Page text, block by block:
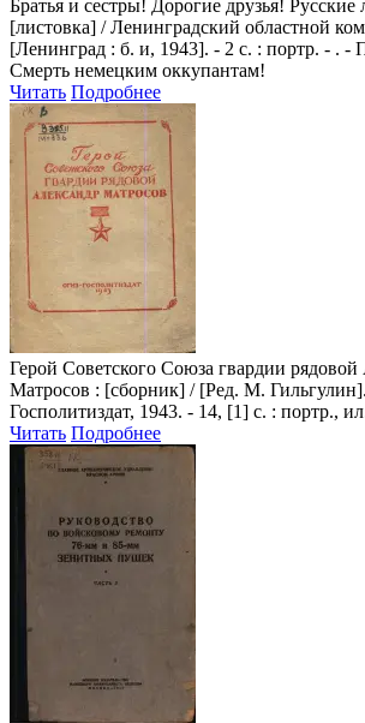
Братья и сестры! Дорогие друзья!
[листовка] / Ленинградский областной
[Ленинград : б. и, 1943]. - 2 с. : портр. - . -
Смерть немецким оккупантам!
Читать Подробнее
Герой Советского Союза гвардии рядовой
Матросов : [сборник] / [Ред. М.
Госполитиздат, 1943. - 14, [1] с. : портр.,
Читать Подробнее